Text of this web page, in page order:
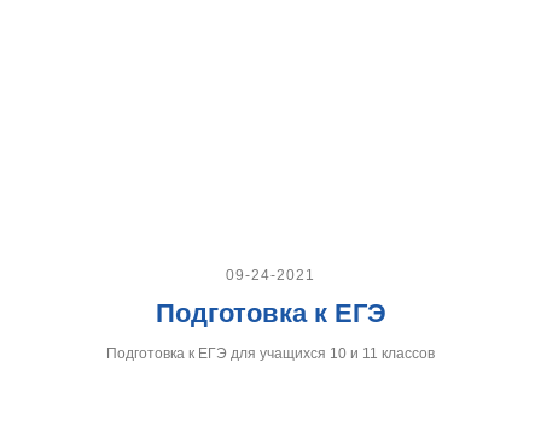
09-24-2021
Подготовка к ЕГЭ
Подготовка к ЕГЭ для учащихся 10 и 11 классов